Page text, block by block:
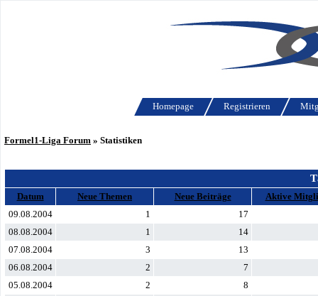
Homepage Registrieren
Formel1-Liga Forum » Statistiken
Datum Neue Themen Neue Beiträge
Aktive
09.08.2004
1
17
08.08.2004
1
14
07.08.2004
3
13
06.08.2004
2
7
05.08.2004
2
8